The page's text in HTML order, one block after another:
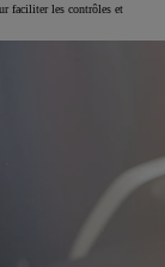
faciliter les contrôles et